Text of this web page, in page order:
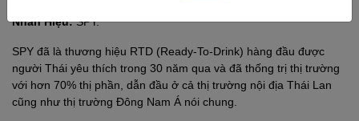
Nhãn Hiệu:SPY.
SPY đã là thương hiệu RTD (Ready-To-Drink) hàng đầu được
người Thái yêu thích trong 30 năm qua và đã thống trị thị trường
với hơn 70% thị phần, dẫn đầu ở cả thị trường nội địa Thái Lan
cũng như thị trường Đông Nam Á nói chung.